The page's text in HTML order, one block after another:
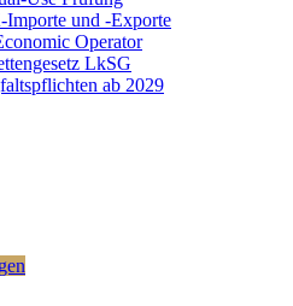
und -Exporte
Operator
LkSG
ab 2029